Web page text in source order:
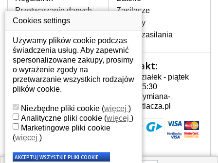
W JAKI SPOSÓB MOŻE SIĘ
PRZEJAWIAĆ USTERKA
Częstymi objawami są pomijanie liter
czy wyświetlanie innych liter oraz
dublowanie tych samych znaków. W
przypadku podlicia klawisze nie
powrócą do pierwotnej pozycji. Albo
też uszkodzenie mechaniczne, np.
JAK TO DZIAŁA?
Klawiatura składa się z kilku
warstw folii, z których przewodzą
przewodzące warstwy.
Przetwarzanie danych
osobowych
Gdzie nas znajdziesz
Zasilacze
Zawiasy
Złącza zasilania
Twoje konto
Twoje konto
Dane osobowe
Adresy
Historia zamówień
Kontakt:
Poniedziałek - piątek
7:00 - 15:30
info@wymiana-
wyswietlacza.pl
Cookies settings
Używamy plików cookie podczas
świadczenia usług. Aby zapewnić
spersonalizowane zakupy, prosimy
o wyrażenie zgody na
przetwarzanie wszystkich rodzajów
plików cookie.
Niezbędne pliki cookie (więcej )
Analityczne pliki cookie (więcej )
Marketingowe pliki cookie
(więcej )